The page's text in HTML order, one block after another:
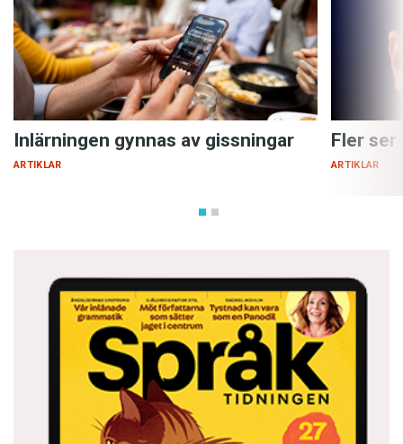
Inlärningen gynnas av gissningar
ARTIKLAR
Fler
ARTIKLAR